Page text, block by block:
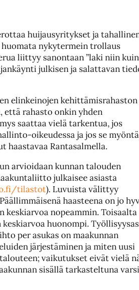
huijausyritykset ja
nykytermein trollaus
liittyy sanontaan ”laki niin
julkisen ja salattavan
elinkeinojen kehittämisrahaston
että rahasto onkin yhden
saattaa vielä tarkentua, jos
oikeudessa ja jos se
Rantasalmella.
arvioidaan kunnan talouden
julkaisee asiasta
tilastot). Luvuista välittyy
haasteena on jo
keskiarvoa nopeammin. Toisaalta
keskiarvoa huonompi.
per asukas on maakunnan
järjestäminen ja miten uusi
vaikutukset eivät vielä
sisällä tarkasteltuna